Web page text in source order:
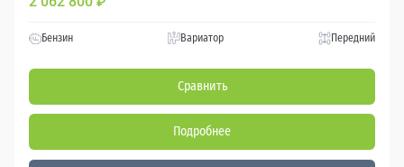
Бензин Вариатор Передний
Сравнить
Подробнее